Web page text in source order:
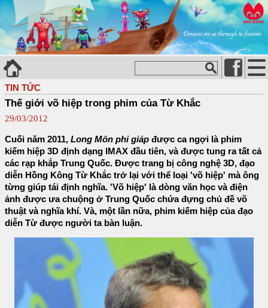
TIN TỨC
Thế giới võ hiệp trong phim của Từ Khắc
29/03/2012
Cuối năm 2011, Long Môn phi giáp được ca ngợi là phim
kiếm hiệp 3D định dạng IMAX đầu tiên, và được tung ra tất cả
các rạp khắp Trung Quốc. Được trang bị công nghệ 3D, đạo
diễn Hồng Kông Từ Khắc trở lại với thể loại 'võ hiệp' mà ông
từng giúp tái định nghĩa. 'Võ hiệp' là dòng văn học và điện
ảnh được ưa chuộng ở Trung Quốc chứa đựng chủ đề võ
thuật và nghĩa khí. Và, một lần nữa, phim kiếm hiệp của đạo
diễn Từ được người ta bàn luận.